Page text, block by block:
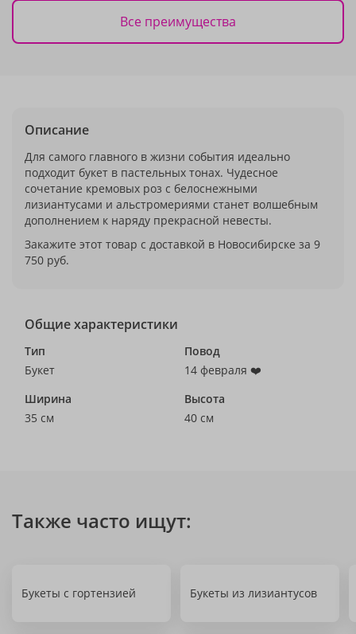
Все преимущества
Описание
Для самого главного в жизни события идеально
подходит букет в пастельных тонах. Чудесное
сочетание кремовых роз с белоснежными
лизиантусами и альстромериями станет волшебным
дополнением к наряду прекрасной невесты.
Закажите этот товар с доставкой в Новосибирске за 9
750 руб.
Общие характеристики
Тип
Букет
Повод
14 февраля ❤️
Ширина
35 см
Высота
40 см
Также часто ищут:
Букеты с гортензией Букеты из лизиантусов